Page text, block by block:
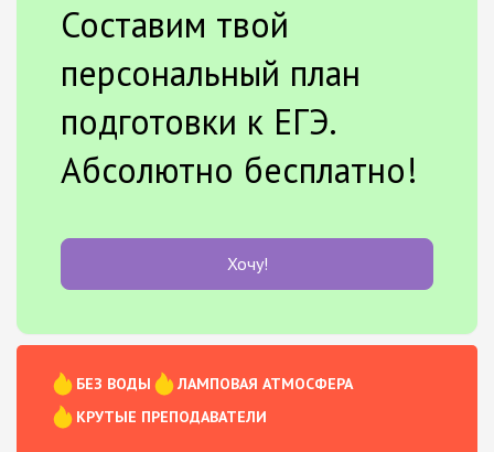
Составим твой
персональный план
подготовки к ЕГЭ.
Абсолютно бесплатно!
Хочу!
БЕЗ ВОДЫ
ЛАМПОВАЯ АТМОСФЕРА
КРУТЫЕ ПРЕПОДАВАТЕЛИ